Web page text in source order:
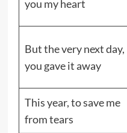
you my heart
But the very next day,
you gave it away
This year, to save me
from tears